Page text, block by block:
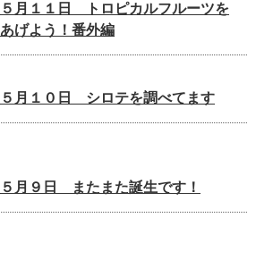
５月１１日 トロピカルフルーツを
あげよう！番外編
５月１０日 シロテを調べてます
５月９日 またまた誕生です！